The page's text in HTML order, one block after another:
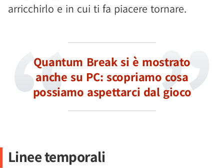
arricchirlo e in cui ti fa piacere tornare.
Quantum Break si è mostrato
anche su PC: scopriamo cosa
possiamo aspettarci dal gioco
Linee temporali